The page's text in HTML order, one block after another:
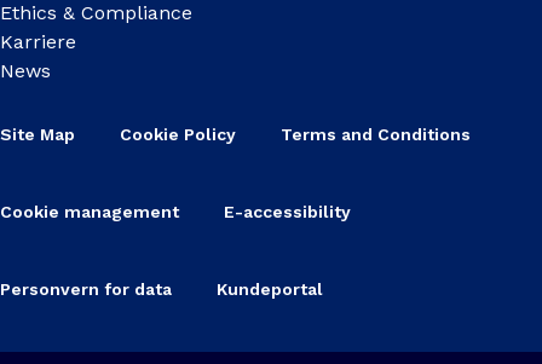
Ethics & Compliance
Karriere
News
Site Map Cookie Policy Terms and Conditions
Cookie management E-accessibility
Personvern for data Kundeportal